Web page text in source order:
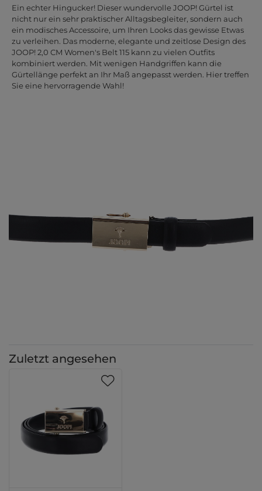
Ein echter Hingucker! Dieser wundervolle JOOP! Gürtel ist
nicht nur ein sehr praktischer Alltagsbegleiter, sondern auch
ein modisches Accessoire, um Ihren Looks das gewisse Etwas
zu verleihen. Das moderne, elegante und zeitlose Design des
JOOP! 2,0 CM Women's Belt 115 kann zu vielen Outfits
kombiniert werden. Mit wenigen Handgriffen kann die
Gürtellänge perfekt an Ihr Maß angepasst werden. Hier treffen
Sie eine hervorragende Wahl!
Zuletzt angesehen